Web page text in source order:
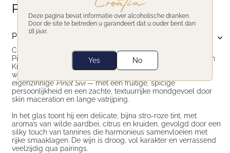
Productomschrijving
Productomschrijving
Clai Ottocento Pinot Siviis een unieke expressie van
Pinot Grigio
, biologisch verbouwd en met de hand geoogst in
Krasica, Western Istrië
. Deze wijn balanceert prachtig tussen
wit en oranje stijl: niet typisch wit, rosé of oranje, maar een
eigenzinnigePinot Sivi— met eenfruitige, spicige
persoonlijkheid en een zachte, textuurrijke mondgevoel door
skin maceration en lange vatrijping.
In het glas toont hij een delicate, bijna stro-roze tint, met
aroma’s van wilde aardbei, citrus en kruiden, gevolgd door een
silky touch van tannines die harmonieus samenvloeien met
rijke smaaklagen. De wijn is droog, vol karakter en verrassend
veelzijdig qua pairings.
Deze pagina bevat informatie over alcoholische dranken.
Door de site te betreden u garandeert dat u ouder bent dan
18 jaar.
Yes No